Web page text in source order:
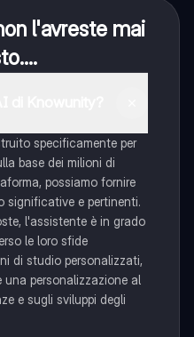
l'avreste mai
specificamente per
base dei milioni di
possiamo fornire
significative e pertinenti.
l'assistente è in grado
le loro sfide
di studio personalizzati,
personalizzazione al
e sugli sviluppi degli